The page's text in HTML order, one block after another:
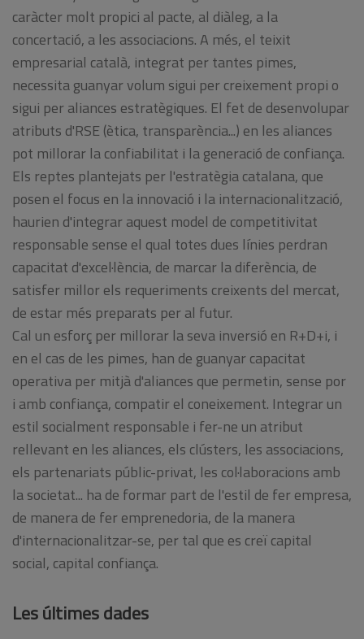
caràcter molt propici al pacte, al diàleg, a la
concertació, a les associacions. A més, el teixit
empresarial català, integrat per tantes pimes,
necessita guanyar volum sigui per creixement propi o
sigui per aliances estratègiques. El fet de desenvolupar
atributs d'RSE (ètica, transparència...) en les aliances
pot millorar la confiabilitat i la generació de confiança.
Els reptes plantejats per l'estratègia catalana, que
posen el focus en la innovació i la internacionalització,
haurien d'integrar aquest model de competitivitat
responsable sense el qual totes dues línies perdran
capacitat d'excel·lència, de marcar la diferència, de
satisfer millor els requeriments creixents del mercat,
de estar més preparats per al futur.
Cal un esforç per millorar la seva inversió en R+D+i, i
en el cas de les pimes, han de guanyar capacitat
operativa per mitjà d'aliances que permetin, sense por
i amb confiança, compatir el coneixement. Integrar un
estil socialment responsable i fer-ne un atribut
rellevant en les aliances, els clústers, les associacions,
els partenariats públic-privat, les col·laboracions amb
la societat... ha de formar part de l'estil de fer empresa,
de manera de fer emprenedoria, de la manera
d'internacionalitzar-se, per tal que es creï capital
social, capital confiança.
Les últimes dades